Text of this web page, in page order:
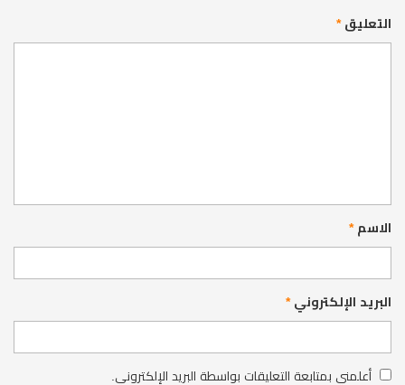
التعليق*
الاسم*
البريد الإلكتروني*
أعلمني بمتابعة التعليقات بواسطة البريد الإلكتروني.